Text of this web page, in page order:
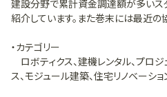
建設分野で累計資金調達額が多いス
紹介しています。また巻末には最近の
・カテゴリー
ロボティクス、建機レンタル、プロ
ス、モジュール建築、住宅リノベーショ